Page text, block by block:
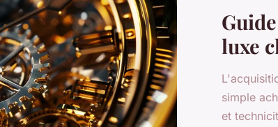
luxe
simple
et